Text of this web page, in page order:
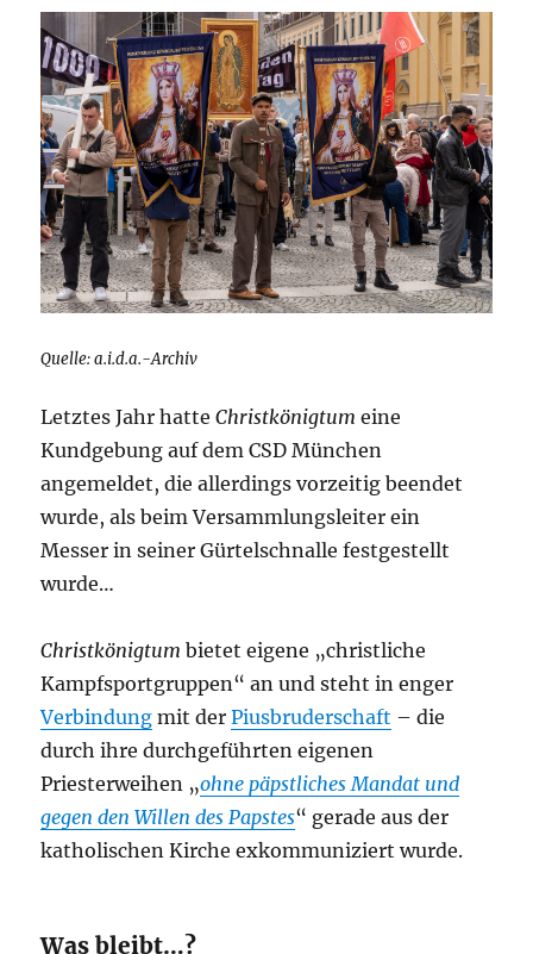
Quelle: a.i.d.a.-Archiv
Letztes Jahr hatteChristkönigtum eine
Kundgebung auf dem CSD München
angemeldet, die allerdings vorzeitig beendet
wurde, als beim Versammlungsleiter ein
Messer in seiner Gürtelschnalle festgestellt
wurde…
Christkönigtum bietet eigene „christliche
Kampfsportgruppen“ an und steht in enger
Verbindung mit derPiusbruderschaft – die
durch ihre durchgeführten eigenen
Priesterweihen „ohne päpstliches Mandat und
gegen den Willen des Papstes“ gerade aus der
katholischen Kirche exkommuniziert wurde.
Was bleibt…?